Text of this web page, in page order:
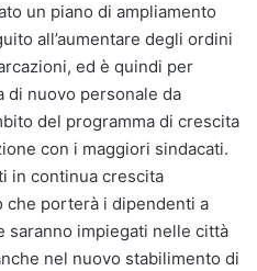
un piano di ampliamento
all’aumentare degli ordini
ed è quindi per
di nuovo personale da
del programma di crescita
con i maggiori sindacati.
in continua crescita
che porterà i dipendenti a
saranno impiegati nelle città
nel nuovo stabilimento di